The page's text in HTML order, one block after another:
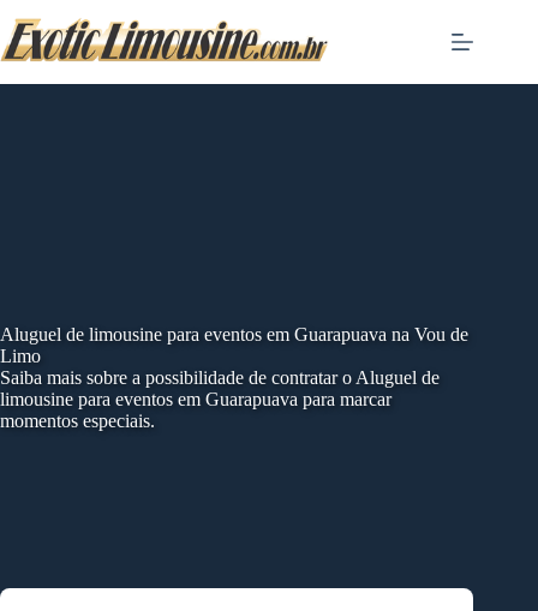
to
content
Aluguel de limousine para eventos em Guarapuava na Vou de
Limo
Saiba mais sobre a possibilidade de contratar o Aluguel de
limousine para eventos em Guarapuava para marcar
momentos especiais.